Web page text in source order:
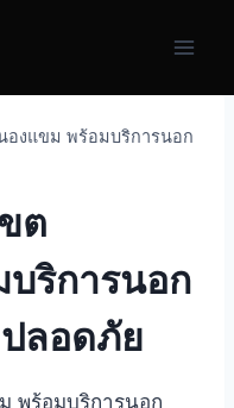
องแขม พร้อมบริการนอก
ต
ริการนอก
ลอดภัย